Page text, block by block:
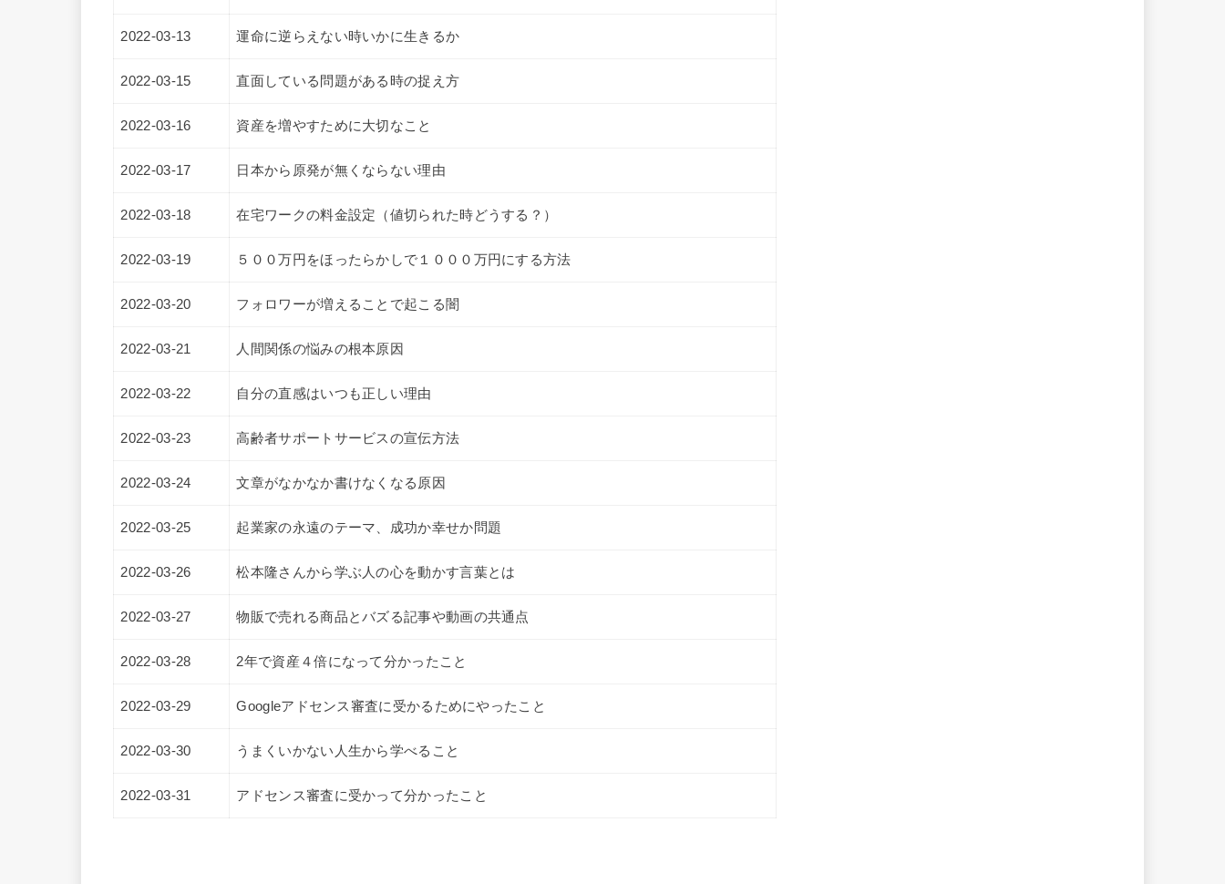
2022-03-13 運命に逆らえない時いかに生きるか
2022-03-15 直面している問題がある時の捉え方
2022-03-16 資産を増やすために大切なこと
2022-03-17 日本から原発が無くならない理由
2022-03-18 在宅ワークの料金設定（値切られた時どうする？）
2022-03-19 ５００万円をほったらかしで１０００万円にする方法
2022-03-20 フォロワーが増えることで起こる闇
2022-03-21 人間関係の悩みの根本原因
2022-03-22 自分の直感はいつも正しい理由
2022-03-23 高齢者サポートサービスの宣伝方法
2022-03-24 文章がなかなか書けなくなる原因
2022-03-25 起業家の永遠のテーマ、成功か幸せか問題
2022-03-26 松本隆さんから学ぶ人の心を動かす言葉とは
2022-03-27 物販で売れる商品とバズる記事や動画の共通点
2022-03-28 2年で資産４倍になって分かったこと
2022-03-29 Googleアドセンス審査に受かるためにやったこと
2022-03-30 うまくいかない人生から学べること
2022-03-31 アドセンス審査に受かって分かったこと